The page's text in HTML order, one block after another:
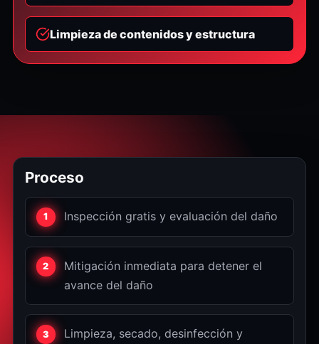
Limpieza de contenidos y estructura
Proceso
Inspección gratis y evaluación del daño
Mitigación inmediata para detener el
avance del daño
Limpieza, secado, desinfección y